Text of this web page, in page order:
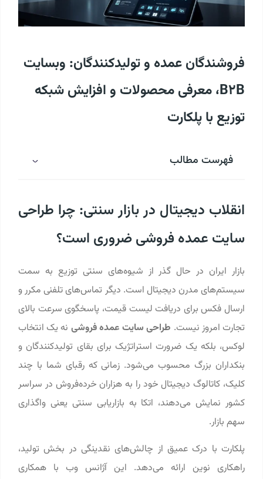
فروشندگان عمده و تولیدکنندگان: وبسایت
B2B، معرفی محصولات و افزایش شبکه
توزیع با پلکارت
فهرست مطالب
انقلاب دیجیتال در بازار سنتی: چرا طراحی
سایت عمده فروشی ضروری است؟
بازار ایران در حال گذر از شیوه‌های سنتی توزیع به سمت
سیستم‌های مدرن دیجیتال است. دیگر تماس‌های تلفنی مکرر و
ارسال فکس برای دریافت لیست قیمت، پاسخگوی سرعت بالای
تجارت امروز نیست.طراحی سایت عمده فروشینه یک انتخاب
لوکس، بلکه یک ضرورت استراتژیک برای بقای تولیدکنندگان و
بنکداران بزرگ محسوب می‌شود. زمانی که رقبای شما با چند
کلیک، کاتالوگ دیجیتال خود را به هزاران خرده‌فروش در سراسر
کشور نمایش می‌دهند، اتکا به بازاریابی سنتی یعنی واگذاری
سهم بازار.
پلکارت با درک عمیق از چالش‌های نقدینگی در بخش تولید،
راهکاری نوین ارائه می‌دهد. این آژانس وب با همکاری